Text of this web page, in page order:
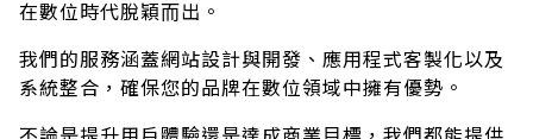
在數位時代脫穎⽽出。
我們的服務涵蓋網站設計與開發、應⽤程式客製化以及
系統整合，確保您的品牌在數位領域中擁有優勢。